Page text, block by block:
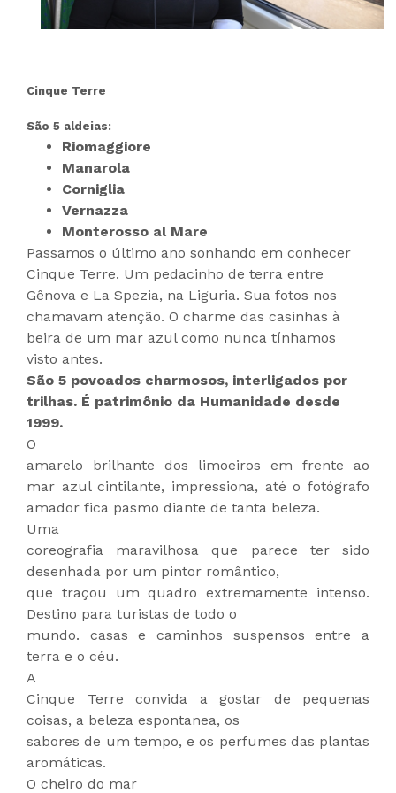
Cinque Terre
São 5 aldeias:
Riomaggiore
Manarola
Corniglia
Vernazza
Monterosso al Mare
Passamos o último ano sonhando em conhecer
Cinque Terre. Um pedacinho de terra entre
Gênova e La Spezia, na Liguria. Sua fotos nos
chamavam atenção. O charme das casinhas à
beira de um mar azul como nunca tínhamos
visto antes.
São 5 povoados charmosos, interligados por
trilhas. É patrimônio da Humanidade desde
1999.
O
amarelo brilhante dos limoeiros em frente ao
mar azul cintilante, impressiona, até o fotógrafo
amador fica pasmo diante de tanta beleza.
Uma
coreografia maravilhosa que parece ter sido
desenhada por um pintor romântico,
que traçou um quadro extremamente intenso.
Destino para turistas de todo o
mundo. casas e caminhos suspensos entre a
terra e o céu.
A
Cinque Terre convida a gostar de pequenas
coisas, a beleza espontanea, os
sabores de um tempo, e os perfumes das plantas
aromáticas.
O cheiro do mar